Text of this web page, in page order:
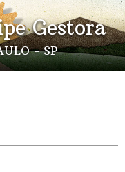
Gestora
- SP